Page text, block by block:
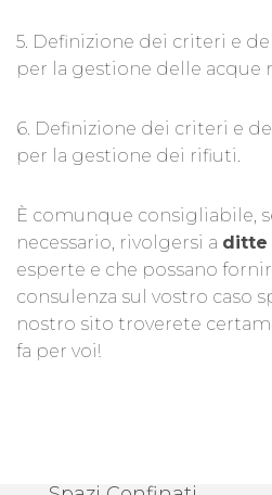
5. Definizione dei criteri e
per la gestione delle acque
6. Definizione dei criteri e
per la gestione dei rifiuti.
È comunque consigliabile,
necessario, rivolgersi a ditte
esperte e che possano
consulenza sul vostro caso
nostro sito troverete
fa per voi!